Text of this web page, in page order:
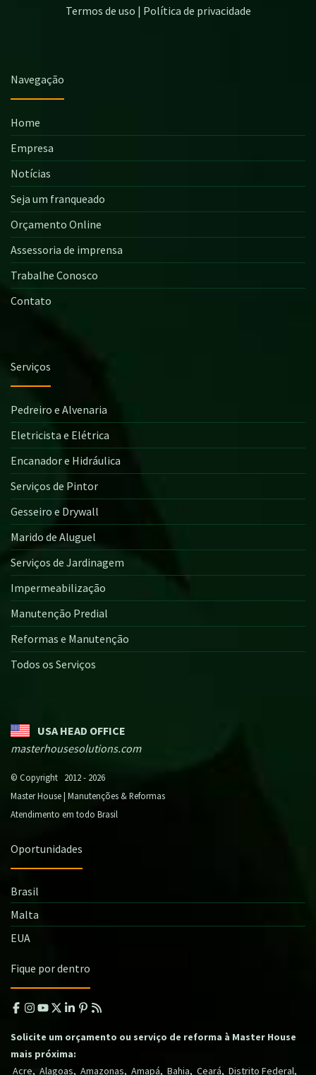
Termos de uso | Política de privacidade
Navegação
Home
Empresa
Notícias
Seja um franqueado
Orçamento Online
Assessoria de imprensa
Trabalhe Conosco
Contato
Serviços
Pedreiro e Alvenaria
Eletricista e Elétrica
Encanador e Hidráulica
Serviços de Pintor
Gesseiro e Drywall
Marido de Aluguel
Serviços de Jardinagem
Impermeabilização
Manutenção Predial
Reformas e Manutenção
Todos os Serviços
USA HEAD OFFICE
masterhousesolutions.com
© Copyright 2012 - 2026
Master House | Manutenções & Reformas
Atendimento em todo Brasil
Oportunidades
Brasil
Malta
EUA
Fique por dentro
Solicite um orçamento ou serviço de reforma à Master House
mais próxima:
Acre, Alagoas, Amazonas, Amapá, Bahia, Ceará, Distrito Federal,